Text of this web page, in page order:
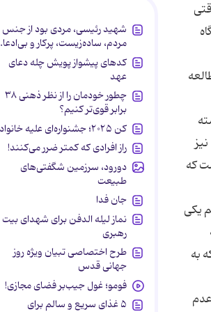
كه
یكی
به
شهید رئیسی، مردی بود از جنس
مردم، ساده‌زیست، پرکار و بی‌ادعا.
کدهای پیشواز پویش چله دعای
عهد
چطور خودمان را از نظر ذهنی ۳۸
برابر قوی‌تر کنیم؟
کن ۲۰۲۵؛ جشنواره‌ای علیه خانواده
راز افرادی که کمتر ضرر می‌کنند!
دورود، سرزمین شگفتی‌های
طبیعت
جان فدا
نماز لیله الدفن برای شهدای بیت
رهبری
طرح اختصاصی تبیان ویژه روز
جهانی قدس
فومو؛ غول جیب‌بر فضای مجازی!
۵ غذای سریع و سالم برای